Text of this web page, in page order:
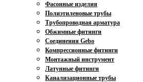
Фасонные изделия
Полиэтиленовые трубы
Трубопроводная арматура
Обжимные фитинги
Соединения Gebo
Компрессионные фитинги
Монтажный инструмент
Латунные фитинги
Канализационные трубы